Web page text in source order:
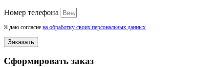
Номер телефона
Я даю согласие на обработку своих персональных данных
Заказать
Сформировать заказ